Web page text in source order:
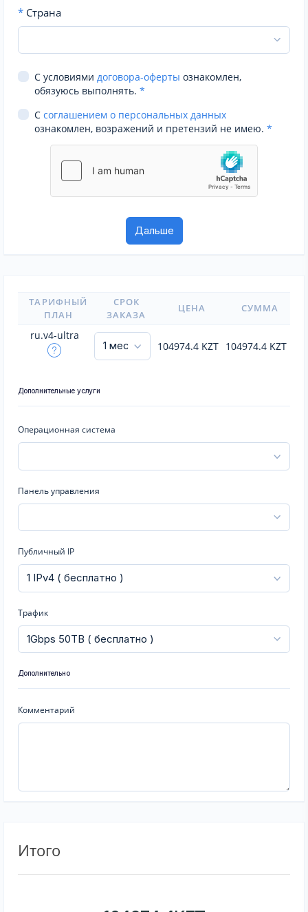
* Страна
С условиями договора-оферты ознакомлен,
обязуюсь выполнять. *
С соглашением о персональных данных
ознакомлен, возражений и претензий не имею. *
ТАРИФНЫЙ
ПЛАН
СРОК
ЗАКАЗА
ЦЕНА СУММА
ru.v4-ultra
104974.4 KZT 104974.4 KZT
Дополнительные услуги
Операционная система
Панель управления
Публичный IP
Трафик
Дополнительно
Комментарий
Итого